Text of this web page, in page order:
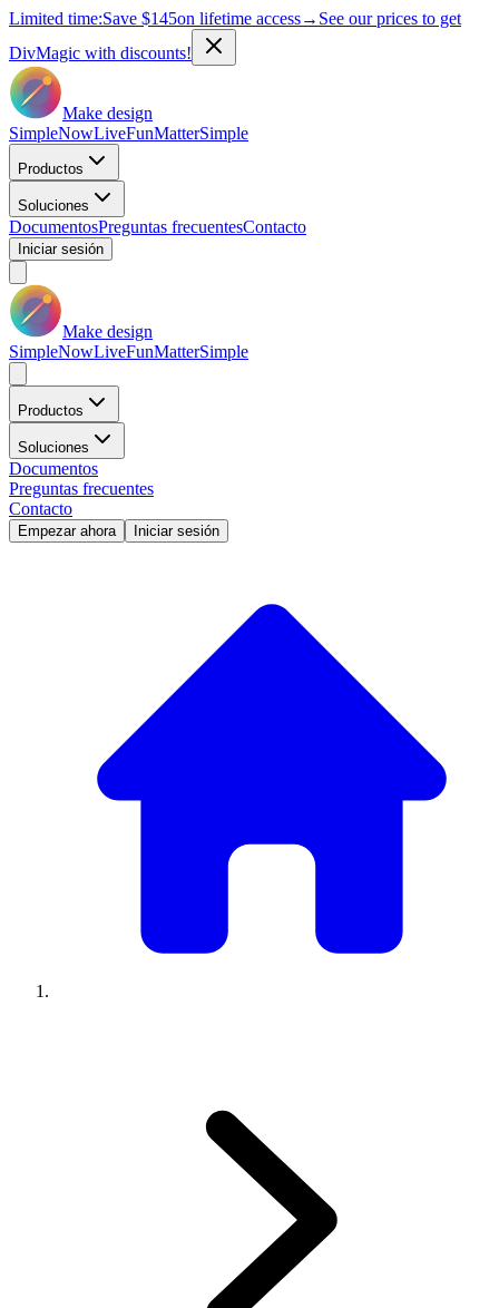
Limited time:Save $145on lifetime access→ See our prices to get
DivMagic with discounts!
Make design
SimpleNowLiveFunMatterSimple
Productos
Soluciones
DocumentosPreguntas frecuentesContacto
Iniciar sesión
Make design
SimpleNowLiveFunMatterSimple
Productos
Soluciones
Documentos
Preguntas frecuentes
Contacto
Empezar ahora Iniciar sesión